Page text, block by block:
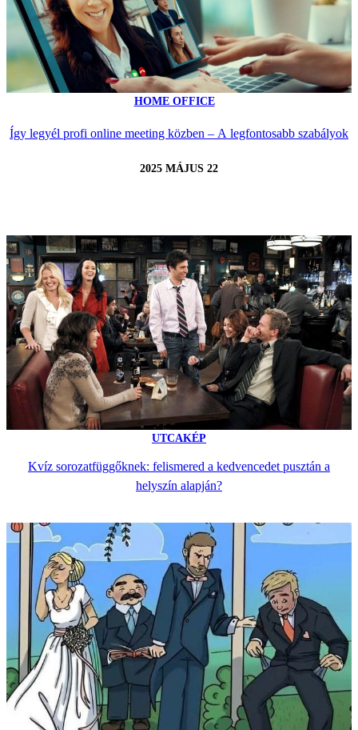
HOME OFFICE
Így legyél profi online meeting közben – A legfontosabb szabályok
2025 MÁJUS 22
UTCAKÉP
Kvíz sorozatfüggőknek: felismered a kedvencedet pusztán a
helyszín alapján?